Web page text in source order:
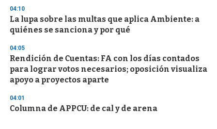
04:10
La lupa sobre las multas que aplica Ambiente: a
quiénes se sanciona y por qué
04:05
Rendición de Cuentas: FA con los días contados
para lograr votos necesarios; oposición visualiza
apoyo a proyectos aparte
04:01
Columna de APPCU: de cal y de arena